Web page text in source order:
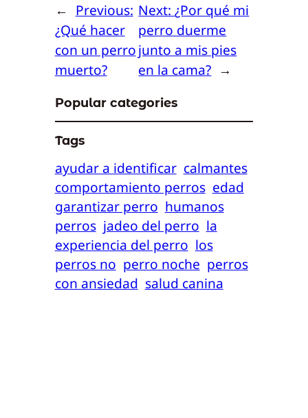
← Previous:
¿Qué hacer
con un perro
muerto?
Next:¿Por qué mi
perro duerme
junto a mis pies
en la cama? →
Popular categories
Tags
ayudar a identificar calmantes
comportamiento perros edad
garantizar perro humanos
perros jadeo del perro la
experiencia del perro los
perros no perro noche perros
con ansiedad salud canina